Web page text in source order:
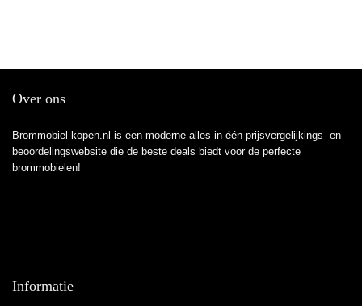
Over ons
Brommobiel-kopen.nl is een moderne alles-in-één prijsvergelijkings- en
beoordelingswebsite die de beste deals biedt voor de perfecte
brommobielen!
Informatie